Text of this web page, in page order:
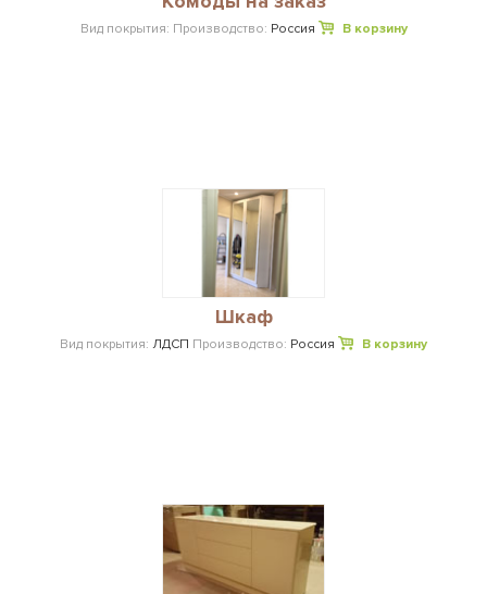
Вид покрытия: Производство: Россия В корзину
Шкаф
Вид покрытия: ЛДСП Производство: Россия В корзину